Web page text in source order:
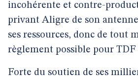
incohérente et contre-
privant Aligre de son
ses ressources, donc de tout
règlement possible pour TDF
Forte du soutien de ses